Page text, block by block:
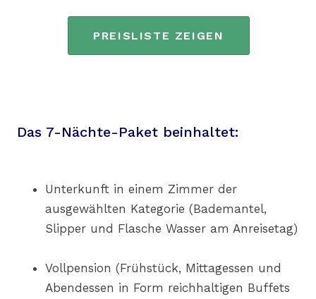
PREISLISTE ZEIGEN
Das 7-Nächte-Paket beinhaltet:
Unterkunft in einem Zimmer der
ausgewählten Kategorie (Bademantel,
Slipper und Flasche Wasser am Anreisetag)
Vollpension (Frühstück, Mittagessen und
Abendessen in Form reichhaltigen Buffets